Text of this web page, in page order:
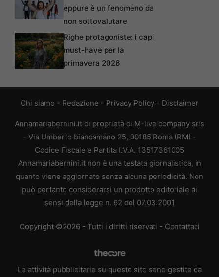
eppure è un fenomeno da
non sottovalutare
Righe protagoniste: i capi
must-have per la
primavera 2026
Chi siamo - Redazione - Privacy Policy - Disclaimer
Annamariabernini.it di proprietà di M-live company srls
- Via Umberto biancamano 25, 00185 Roma (RM) -
Codice Fiscale e Partita I.V.A. 13517361005
Annamariabernini.it non è una testata giornalistica, in
quanto viene aggiornato senza alcuna periodicità. Non
può pertanto considerarsi un prodotto editoriale ai
sensi della legge n. 62 del 07.03.2001
Copyright ©2026 - Tutti i diritti riservati - Contattaci
Le attività pubblicitarie su questo sito sono gestite da